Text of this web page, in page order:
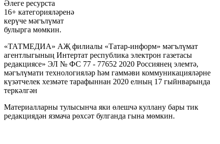
Әлеге ресурста
16+ категорияләренә
керүче мәгълүмат
булырга мөмкин.
«ТАТМЕДИА» АҖ филиалы «Татар-информ» мәгълүмат
агентлыгының Интертат республика электрон газетасы
редакциясе» ЭЛ № ФС 77 - 77652 2020 Россиянең элемтә,
мәгълүмати технологияләр һәм гаммәви коммуникацияләрне
күзәтчелек хезмәте тарафыннан 2020 елның 17 гыйнварында
теркәлгән
Материалларны тулысынча яки өлешчә куллану бары тик
редакциядән язмача рөхсәт булганда гына мөмкин.